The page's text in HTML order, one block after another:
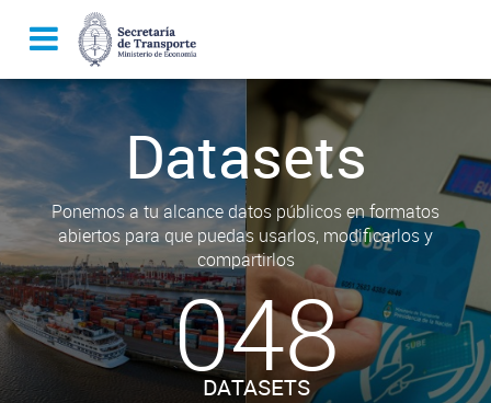
Datasets
Ponemos a tu alcance datos públicos en formatos
abiertos para que puedas usarlos, modificarlos y
compartirlos
048
DATASETS